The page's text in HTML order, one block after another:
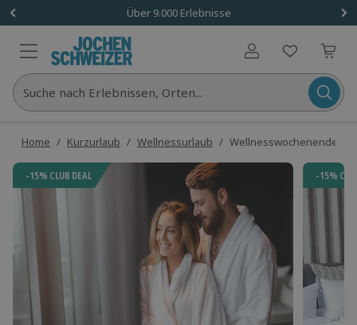
Über 9.000 Erlebnisse
Benutzerkonto
Suche nach Erlebnissen, Orten...
Home / Kurzurlaub / Wellnessurlaub / Wellnesswochenende
-15% CLUB DEAL -15%